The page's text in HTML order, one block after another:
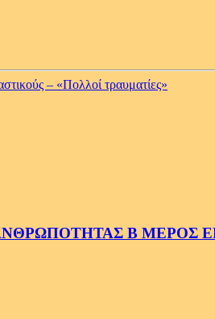
– «Πολλοί τραυματίες»
Β ΜΕΡΟΣ